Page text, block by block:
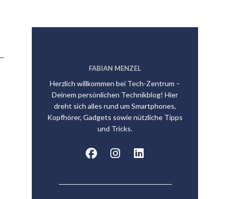
FABIAN MENZEL
Herzlich willkommen bei Tech-Zentrum –
Deinem persönlichen Technikblog! Hier
dreht sich alles rund um Smartphones,
Kopfhörer, Gadgets sowie nützliche Tipps
und Tricks.